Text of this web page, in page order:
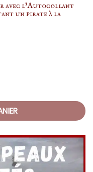
avec l’Autocollant
un pirate à la
Mural